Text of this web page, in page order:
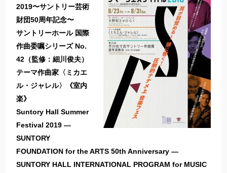
2019〜サントリー芸術
財団50周年記念〜
サントリーホール 国際
作曲委嘱シリーズ No.
42（監修：細川俊夫）
テーマ作曲家〈ミカエ
ル・ジャレル〉《室内
楽》
Suntory Hall Summer
Festival 2019 ―
SUNTORY
FOUNDATION for the ARTS 50th Anniversary ―
SUNTORY HALL INTERNATIONAL PROGRAM for MUSIC